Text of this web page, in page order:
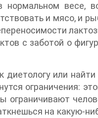
весе,
и мясо, и
с заботой о
или
ограничения:
ограничивают
на какую-